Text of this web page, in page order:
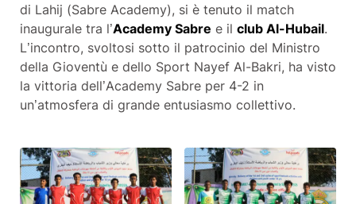
di Lahij (Sabre Academy), si è tenuto il match
inaugurale tra l’Academy Sabre e il club Al-Hubail.
L’incontro, svoltosi sotto il patrocinio del Ministro
della Gioventù e dello Sport Nayef Al-Bakri, ha visto
la vittoria dell’Academy Sabre per 4-2 in
un’atmosfera di grande entusiasmo collettivo.